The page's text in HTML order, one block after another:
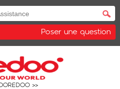
Poser une question